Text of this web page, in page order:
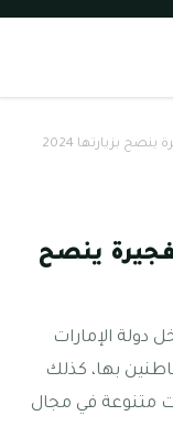
بزيارتها 2024
ينصح
دولة الإمارات
بها، كذلك
متنوعة في مجال